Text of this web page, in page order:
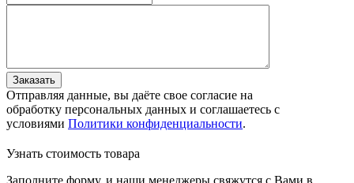
Заказать
Отправляя данные, вы даёте свое согласие на
обработку персональных данных и соглашаетесь с
условиями Политики конфиденциальности.
Узнать стоимость товара